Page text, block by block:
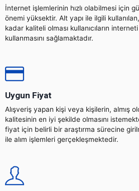
İnternet işlemlerinin hızlı olabilmesi için
önemi yüksektir. Alt yapı ile ilgili
kadar kaliteli olması kullanıcıların
kullanmasını sağlamaktadır.
Uygun Fiyat
Alışveriş yapan kişi veya kişilerin, almış
kalitesinin en iyi şekilde olmasını
fiyat için belirli bir araştırma sürecine
ile alım işlemleri gerçekleşmektedir.